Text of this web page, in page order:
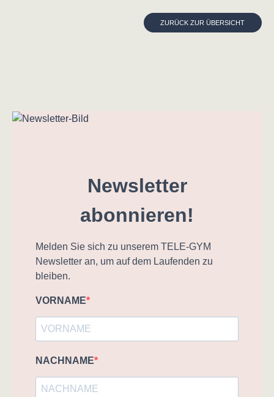
ZURÜCK ZUR ÜBERSICHT
Newsletter
abonnieren!
Melden Sie sich zu unserem TELE-GYM
Newsletter an, um auf dem Laufenden zu
bleiben.
VORNAME
NACHNAME